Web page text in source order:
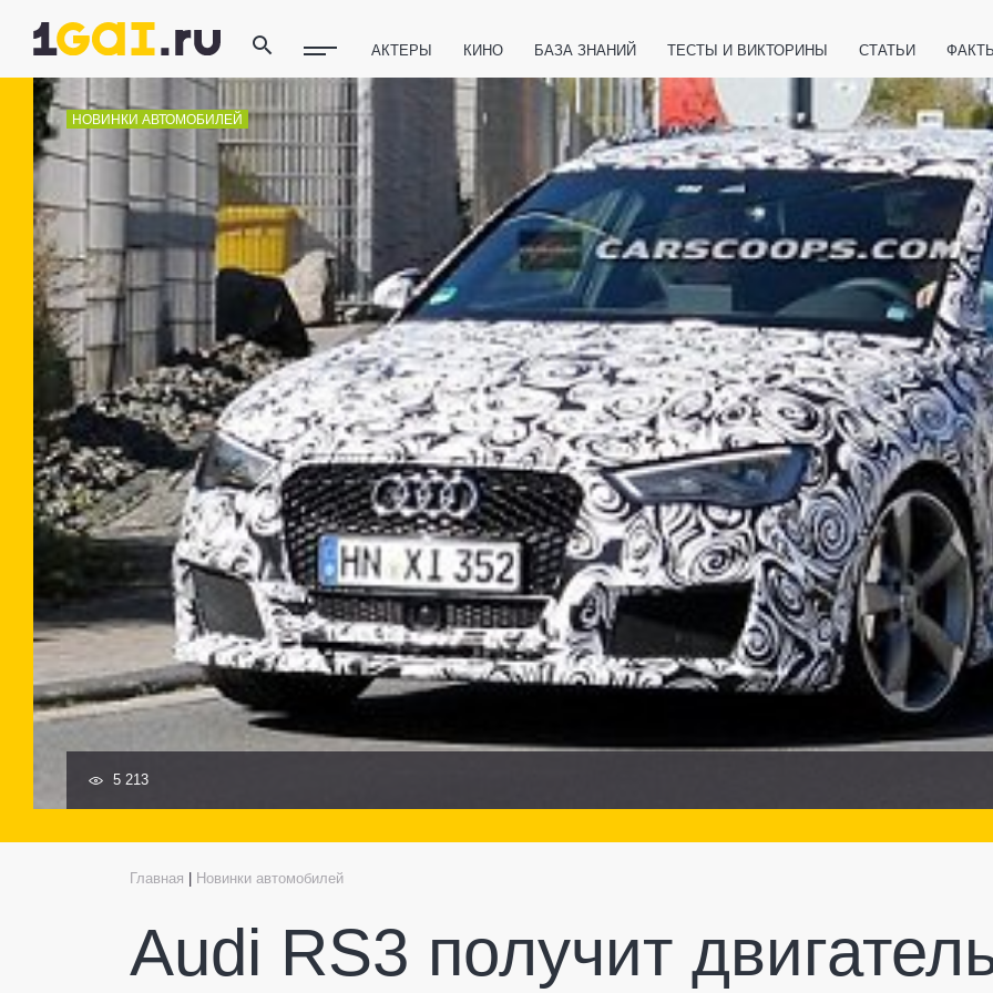
АКТЕРЫ КИНО БАЗА ЗНАНИЙ ТЕСТЫ И ВИКТОРИНЫ СТАТЬИ
ПОЛЕЗНЫЕ СОВЕТЫ ЖИВОТНЫЕ ПОЛЕЗНО ЗНАТЬ ЗАКОНОДАТЕЛЬСТВО
ТЕХНОЛОГИИ
НОВИНКИ АВТОМОБИЛЕЙ
5 213
Главная Новинки автомобилей
Audi RS3 получит